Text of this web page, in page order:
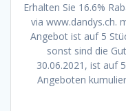
Erhalten Sie 16.6%
via www.dandys.ch.
Angebot ist auf 5
sonst sind die
30.06.2021, ist auf
Angeboten